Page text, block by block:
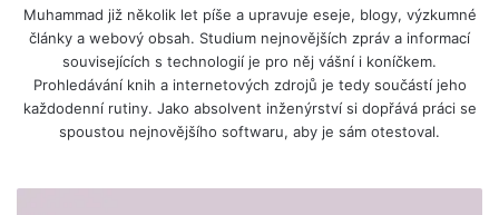
Muhammad již několik let píše a upravuje eseje, blogy, výzkumné
články a webový obsah. Studium nejnovějších zpráv a informací
souvisejících s technologií je pro něj vášní i koníčkem.
Prohledávání knih a internetových zdrojů je tedy součástí jeho
každodenní rutiny. Jako absolvent inženýrství si dopřává práci se
spoustou nejnovějšího softwaru, aby je sám otestoval.